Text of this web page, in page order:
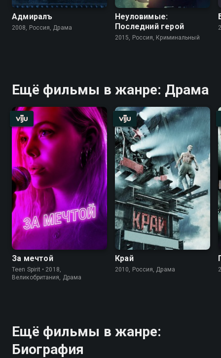
Адмиралъ
2008, Россия, Драма
Неуловимые:
Последний герой
2015, Россия, Криминальный
Ещё фильмы в жанре: Драма
За мечтой
Teen Spirit • 2018,
Великобритания, Драма
Край
2010, Россия, Драма
Ещё фильмы в жанре:
Биография